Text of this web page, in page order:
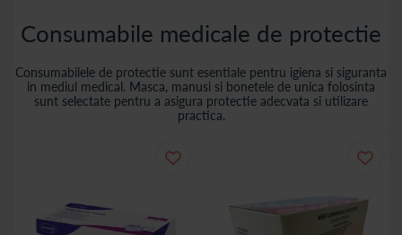
Consumabile medicale de protectie
Consumabilele de protectie sunt esentiale pentru igiena si siguranta
in mediul medical. Masca, manusi si bonetele de unica folosinta
sunt selectate pentru a asigura protectie adecvata si utilizare
practica.